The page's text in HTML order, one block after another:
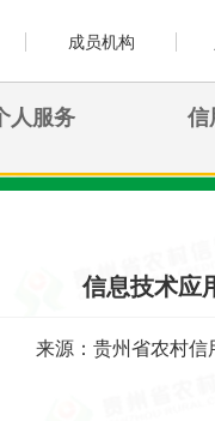
成员机构
人服务 信
信息技术应
来源：贵州省农村信